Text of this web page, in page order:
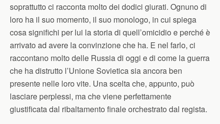
soprattutto ci racconta molto dei dodici giurati. Ognuno di
loro ha il suo momento, il suo monologo, in cui spiega
cosa significhi per lui la storia di quell’omicidio e perché è
arrivato ad avere la convinzione che ha. E nel farlo, ci
raccontano molto delle Russia di oggi e di come la guerra
che ha distrutto l’Unione Sovietica sia ancora ben
presente nelle loro vite. Una scelta che, appunto, può
lasciare perplessi, ma che viene perfettamente
giustificata dal ribaltamento finale orchestrato dal regista.